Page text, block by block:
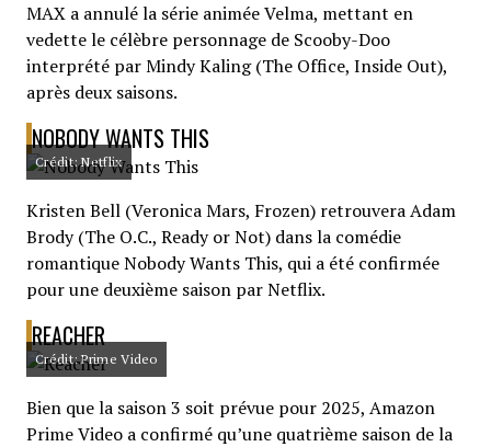
MAX a annulé la série animée Velma, mettant en
vedette le célèbre personnage de Scooby-Doo
interprété par Mindy Kaling (The Office, Inside Out),
après deux saisons.
NOBODY WANTS THIS
Crédit: Netflix
Kristen Bell (Veronica Mars, Frozen) retrouvera Adam
Brody (The O.C., Ready or Not) dans la comédie
romantique Nobody Wants This, qui a été confirmée
pour une deuxième saison par Netflix.
REACHER
Crédit: Prime Video
Bien que la saison 3 soit prévue pour 2025, Amazon
Prime Video a confirmé qu’une quatrième saison de la